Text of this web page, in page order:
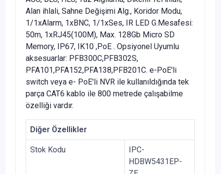
Alan ihlali, Sahne Değişimi Alg., Koridor Modu,
1/1xAlarm, 1xBNC, 1/1xSes, IR LED G.Mesafesi:
50m, 1xRJ45(100M), Max. 128Gb Micro SD
Memory, IP67, IK10 ,PoE . Opsiyonel Uyumlu
aksesuarlar: PFB300C,PFB302S,
PFA101,PFA152,PFA138,PFB201C. e-PoE'li
switch veya e- PoE'li NVR ile kullanıldığında tek
parça CAT6 kablo ile 800 metrede çalışabilme
özelliği vardır.
Diğer Özellikler
Stok Kodu
IPC-
HDBW5431EP-